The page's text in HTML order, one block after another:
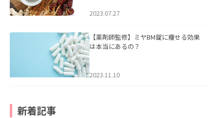
2023.07.27
【薬剤師監修】ミヤBM錠に痩せる効果
は本当にあるの？
2023.11.10
新着記事